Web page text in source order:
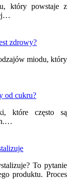
który powstaje z
zdrowy?
miodu, który
od cukru?
które często są
To pytanie
produktu. Proces